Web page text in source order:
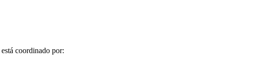
coordinado por: